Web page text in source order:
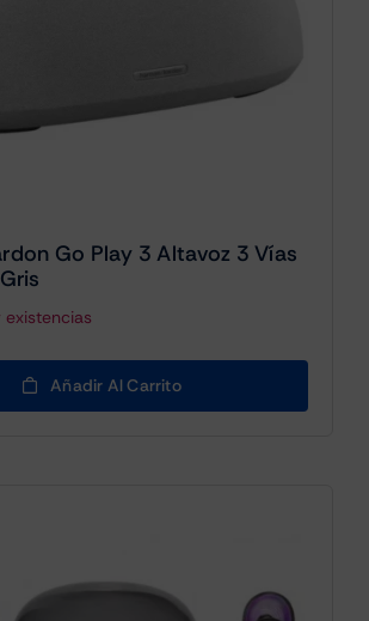
Go Play 3 Altavoz 3 Vías
existencias
Añadir Al Carrito